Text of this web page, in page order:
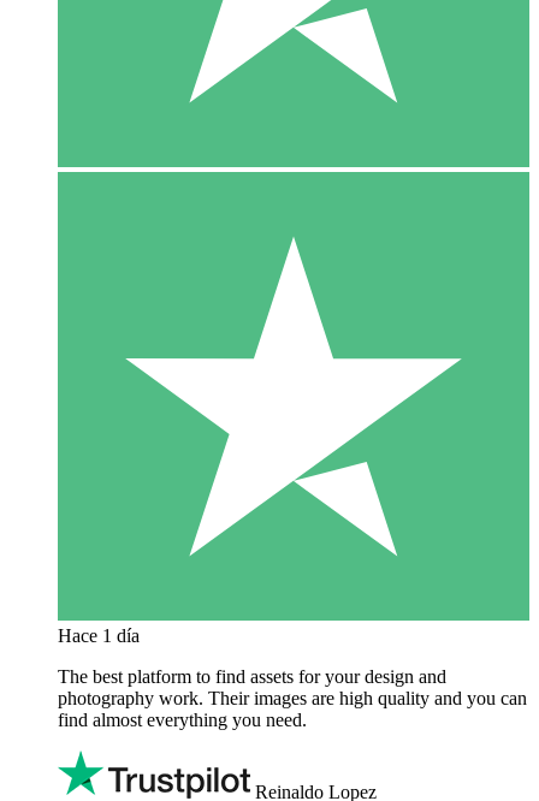
Hace 1 día
The best platform to find assets for your design and
photography work. Their images are high quality and you can
find almost everything you need.
Reinaldo Lopez